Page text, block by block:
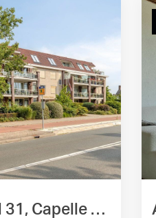
Da Costasingel 31, Capelle Aan Den Ijssel